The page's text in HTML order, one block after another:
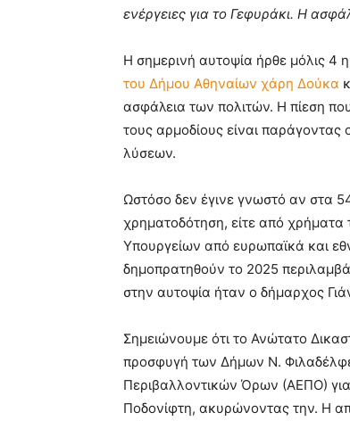
ενέργειες για το Γεφυράκι. Η
Η σημερινή αυτοψία ήρθε μόλις 4
του Δήμου Αθηναίων χάρη Δούκα
ασφάλεια των πολιτών. Η πίεση
τους αρμοδίους είναι
λύσεων.
Ωστόσο δεν έγινε γνωστό αν στα
χρηματοδότηση, είτε από
Υπουργείων από ευρωπαϊκά και
δημοπρατηθούν το 2025
στην αυτοψία ήταν ο δήμαρχος
Σημειώνουμε ότι το Ανώτατο
προσφυγή των Δήμων Ν.
Περιβαλλοντικών Όρων (ΑΕΠΟ)
Ποδονίφτη, ακυρώνοντας την. Η